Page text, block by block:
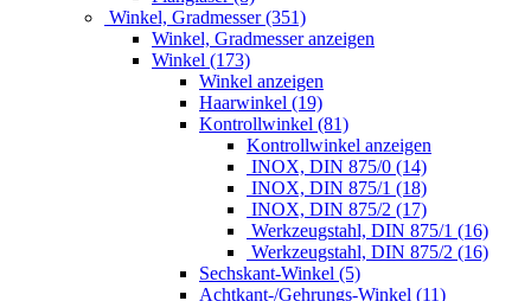
Winkel, Gradmesser (351)
Winkel, Gradmesser anzeigen
Winkel (173)
Winkel anzeigen
Haarwinkel (19)
Kontrollwinkel (81)
Kontrollwinkel anzeigen
INOX, DIN 875/0 (14)
INOX, DIN 875/1 (18)
INOX, DIN 875/2 (17)
Werkzeugstahl, DIN 875/1 (16)
Werkzeugstahl, DIN 875/2 (16)
Sechskant-Winkel (5)
Achtkant-/Gehrungs-Winkel (11)